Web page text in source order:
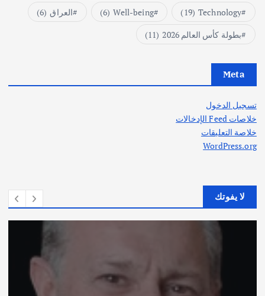
Technology
(19)
Well-being
(6) العراق (6)
بطولة كأس العالم 2026
(11)
Meta
تسجيل الدخول
خلاصات Feed الإدخالات
خلاصة التعليقات
WordPress.org
لا يفوتك